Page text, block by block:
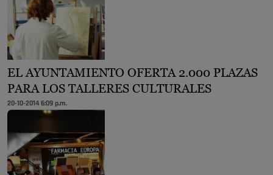
EL AYUNTAMIENTO OFERTA 2.000 PLAZAS
PARA LOS TALLERES CULTURALES
20-10-2014 6:09 p.m.